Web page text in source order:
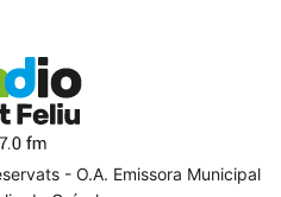
- O.A. Emissora Municipal